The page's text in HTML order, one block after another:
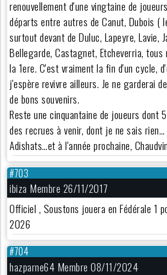
renouvellement d'une vingtaine de
départs entre autres de Canut, Dubois (
surtout devant de Duluc, Lapeyre, Lavie,
Bellegarde, Castagnet, Etcheverria, tous
la 1ere. C'est vraiment la fin d'un cycle,
j'espère revivre ailleurs. Je ne garderai
de bons souvenirs.
Reste une cinquantaine de joueurs dont
des recrues à venir, dont je ne sais rien…
Adishats…et à l'année prochaine,
#703
ibiza Membre 26/11/2017
Officiel , Soustons jouera en Fédérale 1
2026
#704
hazparne64 Membre 08/11/2024